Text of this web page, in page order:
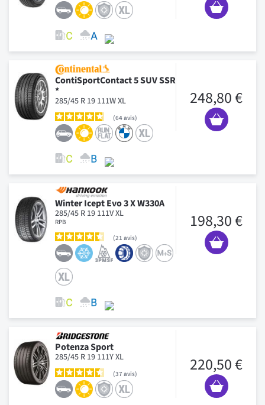
ContiSportContact 5 SUV SSR
*
285/45 R 19 111W XL
64avis
248,80 €
Winter Icept Evo 3 X W330A
285/45 R 19 111V XL
RPB
21 avis
198,30 €
Potenza Sport
285/45 R 19 111Y XL
37 avis 220,50 €